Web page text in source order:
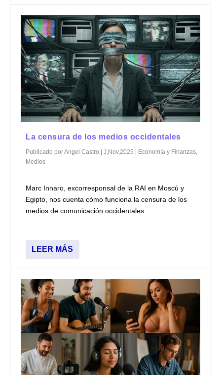
La censura de los medios occidentales
Publicado porAngel Castro |J,Nov,2025 Economía y Finanzas,
Medios
Marc Innaro, excorresponsal de la RAI en Moscú y
Egipto, nos cuenta cómo funciona la censura de los
medios de comunicación occidentales
LEER MÁS